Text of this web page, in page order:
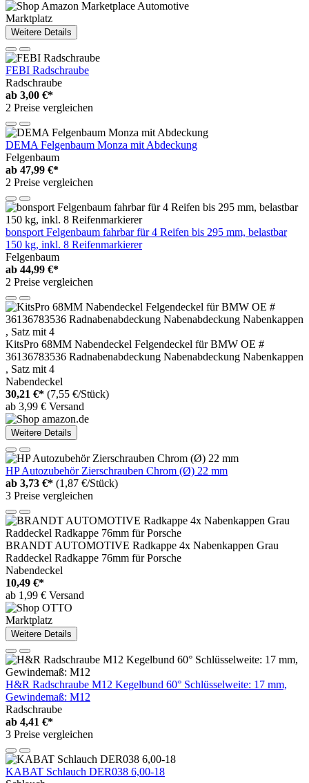
Marktplatz
Weitere Details
FEBI Radschraube
Radschraube
ab 3,00 €*
2 Preise vergleichen
DEMA Felgenbaum Monza mit Abdeckung
Felgenbaum
ab 47,99 €*
2 Preise vergleichen
bonsport Felgenbaum fahrbar für 4 Reifen bis 295 mm, belastbar
150 kg, inkl. 8 Reifenmarkierer
Felgenbaum
ab 44,99 €*
2 Preise vergleichen
KitsPro 68MM Nabendeckel Felgendeckel für BMW OE #
36136783536 Radnabenabdeckung Nabenabdeckung Nabenkappen
, Satz mit 4
Nabendeckel
30,21 €* (7,55 €/Stück)
ab 3,99 € Versand
Weitere Details
HP Autozubehör Zierschrauben Chrom (Ø) 22 mm
ab 3,73 €* (1,87 €/Stück)
3 Preise vergleichen
BRANDT AUTOMOTIVE Radkappe 4x Nabenkappen Grau
Raddeckel Radkappe 76mm für Porsche
Nabendeckel
10,49 €*
ab 1,99 € Versand
Marktplatz
Weitere Details
H&R Radschraube M12 Kegelbund 60° Schlüsselweite: 17 mm,
Gewindemaß: M12
Radschraube
ab 4,41 €*
3 Preise vergleichen
KABAT Schlauch DER038 6,00-18